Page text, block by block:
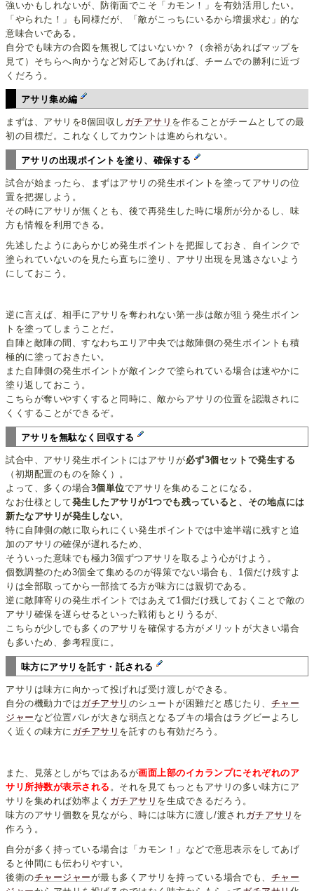
強いかもしれないが、防衛面でこそ「カモン！」を有効活用したい。
「やられた！」も同様だが、「敵がこっちにいるから増援求む」的な
意味合いである。
自分でも味方の合図を無視してはいないか？（余裕があればマップを
見て）そちらへ向かうなど対応してあげれば、チームでの勝利に近づ
くだろう。
アサリ集め編
まずは、アサリを8個回収し ガチアサリ を作ることがチームとしての最
初の目標だ。これなくしてカウントは進められない。
アサリの出現ポイントを塗り、確保する
試合が始まったら、まずはアサリの発生ポイントを塗ってアサリの位
置を把握しよう。
その時にアサリが無くとも、後で再発生した時に場所が分かるし、味
方も情報を利用できる。
先述したようにあらかじめ発生ポイントを把握しておき、自インクで
塗られていないのを見たら直ちに塗り、アサリ出現を見逃さないよう
にしておこう。
逆に言えば、相手にアサリを奪われない第一歩は敵が狙う発生ポイン
トを塗ってしまうことだ。
自陣と敵陣の間、すなわちエリア中央では敵陣側の発生ポイントも積
極的に塗っておきたい。
また自陣側の発生ポイントが敵インクで塗られている場合は速やかに
塗り返しておこう。
こちらが奪いやすくすると同時に、敵からアサリの位置を認識されに
くくすることができるぞ。
アサリを無駄なく回収する
試合中、アサリ発生ポイントにはアサリが必ず3個セットで発生する
（初期配置のものを除く）。
よって、多くの場合3個単位でアサリを集めることになる。
なお仕様として発生したアサリが1つでも残っていると、その地点には
新たなアサリが発生しない。
特に自陣側の敵に取られにくい発生ポイントでは中途半端に残すと追
加のアサリの確保が遅れるため、
そういった意味でも極力3個ずつアサリを取るよう心がけよう。
個数調整のため3個全て集めるのが得策でない場合も、1個だけ残すよ
りは全部取ってから一部捨てる方が味方には親切である。
逆に敵陣寄りの発生ポイントではあえて1個だけ残しておくことで敵の
アサリ確保を遅らせるといった戦術もとりうるが、
こちらが少しでも多くのアサリを確保する方がメリットが大きい場合
も多いため、参考程度に。
味方にアサリを託す・託される
アサリは味方に向かって投げれば受け渡しができる。
自分の機動力ではガチアサリ のシュートが困難だと感じたり、 チャー
ジャー など位置バレが大きな弱点となるブキの場合はラグビーよろし
く近くの味方に ガチアサリ を託すのも有効だろう。
また、見落としがちではあるが画面上部のイカランプにそれぞれのア
サリ所持数が表示される 。それを見てもっともアサリの多い味方にア
サリを集めれば効率よく ガチアサリ を生成できるだろう。
味方のアサリ個数を見ながら、時には味方に渡し/渡されガチアサリ を
作ろう。
自分が多く持っている場合は「カモン！」などで意思表示をしてあげ
ると仲間にも伝わりやすい。
後衛のチャージャーが最も多くアサリを持っている場合でも、 チャー